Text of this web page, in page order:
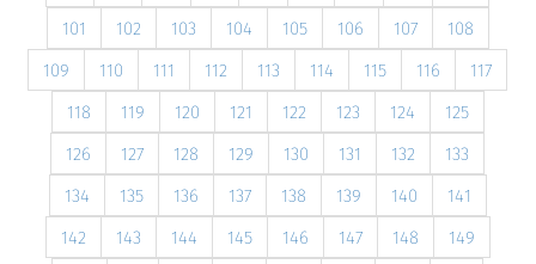
101
102 103 104 105 106 107
108
109
110 111 112 113 114 115 116
117
118
119 120 121 122 123 124
125
126
127 128 129 130 131 132
133
134
135 136 137 138 139 140
141
142
143 144 145 146 147 148
149